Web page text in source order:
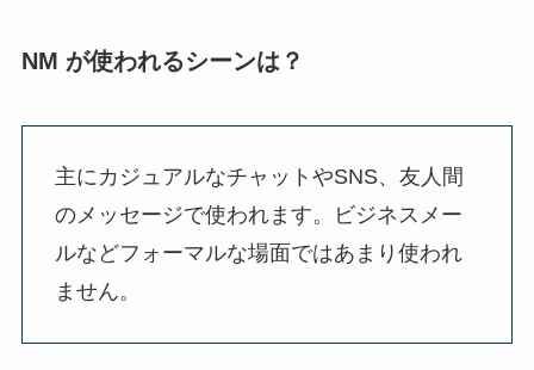
NM が使われるシーンは？
主にカジュアルなチャットやSNS、友人間
のメッセージで使われます。ビジネスメー
ルなどフォーマルな場面ではあまり使われ
ません。